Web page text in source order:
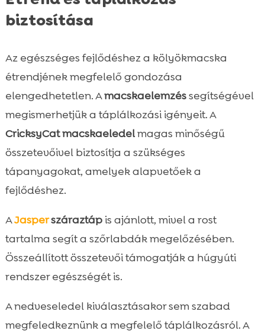
biztosítása
Az egészséges fejlődéshez a kölyökmacska
étrendjének megfelelő gondozása
elengedhetetlen. Amacskaelemzéssegítségével
megismerhetjük a táplálkozási igényeit. A
CricksyCat macskaeledelmagas minőségű
összetevőivel biztosítja a szükséges
tápanyagokat, amelyek alapvetőek a
fejlődéshez.
AJasperszáraztápis ajánlott, mivel a rost
tartalma segít a szőrlabdák megelőzésében.
Összeállított összetevői támogatják a húgyúti
rendszer egészségét is.
A nedveseledel kiválasztásakor sem szabad
megfeledkeznünk a megfelelő táplálkozásról. A